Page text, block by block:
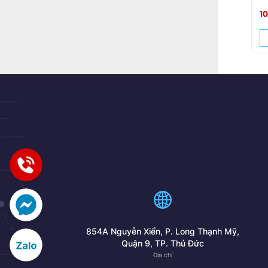
854A Nguyễn Xiển, P. Long Thạnh Mỹ,
Quận 9, TP. Thủ Đức
Địa chỉ